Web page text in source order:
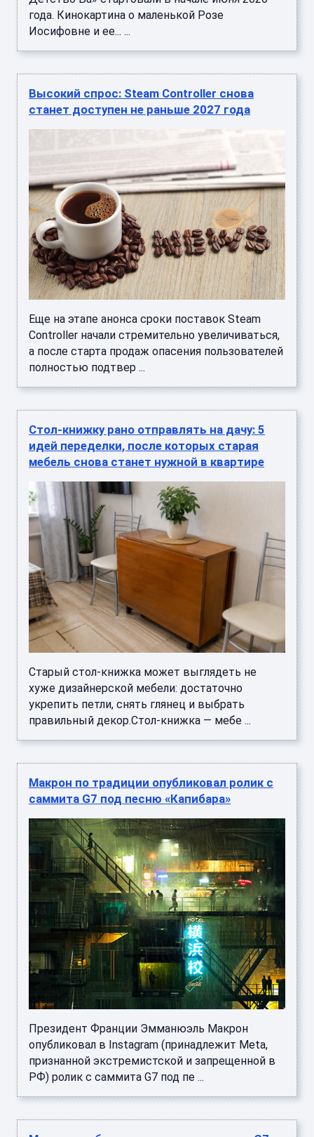
года. Кинокартина о маленькой Розе
Иосифовне и ее... ...
Высокий спрос: Steam Controller снова
станет доступен не раньше 2027 года
Еще на этапе анонса сроки поставок Steam
Controller начали стремительно увеличиваться,
а после старта продаж опасения пользователей
полностью подтвер ...
Стол-книжку рано отправлять на дачу: 5
идей переделки, после которых старая
мебель снова станет нужной в квартире
Старый стол-книжка может выглядеть не
хуже дизайнерской мебели: достаточно
укрепить петли, снять глянец и выбрать
правильный декор.Стол-книжка — мебе ...
Макрон по традиции опубликовал ролик с
саммита G7 под песню «Капибара»
Президент Франции Эмманюэль Макрон
опубликовал в Instagram (принадлежит Meta,
признанной экстремистской и запрещенной в
РФ) ролик с саммита G7 под пе ...